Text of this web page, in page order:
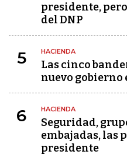
presidente,
del DNP
5 HACIENDA
Las cinco
nuevo
6 HACIENDA
Seguridad,
embajadas, las
presidente